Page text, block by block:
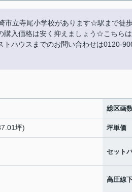
市立寺尾小学校があります☆駅まで徒
購入価格は安く抑えましょう☆こちら
トハウスまでのお問い合わせは0120-
総区画
坪) 坪単価
セット
高圧線